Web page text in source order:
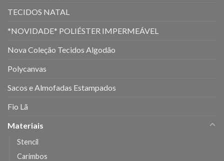
TECIDOS NATAL
*NOVIDADE* POLIÉSTER IMPERMEÁVEL
Nova Coleção Tecidos Algodão
Polycanvas
Sacos e Almofadas Estampados
Fio Lã
Materiais
Stencil
Carimbos